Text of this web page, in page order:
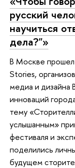
русский
научиться
дела?"»
В Москве
Stories,
медиа и
инноваций
тему
услышанным»
фестиваля и
поделились
будущем